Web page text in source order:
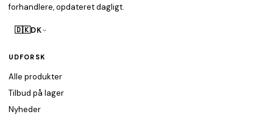
forhandlere, opdateret dagligt.
🇩🇰DK
UDFORSK
Alle produkter
Tilbud på lager
Nyheder